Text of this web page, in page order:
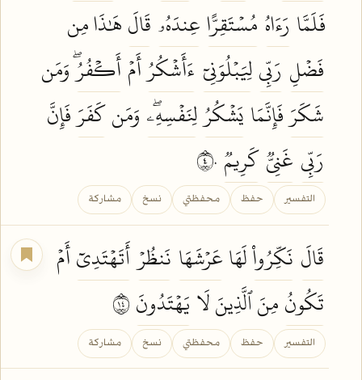
فَلَمَّا رَءَاهُ مُسۡتَقِرًّاعِندَهُۥ قَالَهَٰذَا مِن
فَضۡلِ رَبِّيلِيَبۡلُوَنِيٓ ءَأَشۡكُرُأَمۡأَكۡفُرُۖوَمَن
شَكَرَفَإِنَّمَا يَشۡكُرُلِنَفۡسِهِۦۖ وَمَنكَفَرَفَإِنَّ
رَبِّي غَنِيّٞكَرِيمٞ
التفسير حفظ محفظتي نسخ مشاركة
قَالَ نَكِّرُواْلَهَاعَرۡشَهَا نَنظُرۡأَتَهۡتَدِيٓأَمۡ
تَكُونُمِنَ ٱلَّذِينَ لَا يَهۡتَدُونَ
التفسير حفظ محفظتي نسخ مشاركة